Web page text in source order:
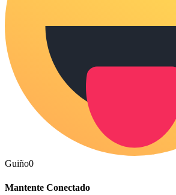
Guiño0
Mantente Conectado